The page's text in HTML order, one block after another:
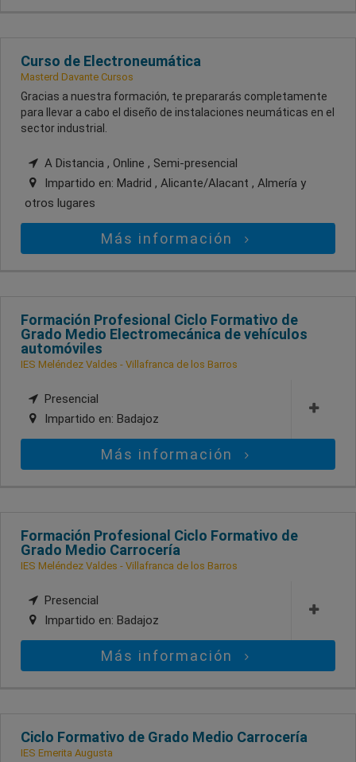
Curso de Electroneumática
Masterd Davante Cursos
Gracias a nuestra formación, te prepararás completamente
para llevar a cabo el diseño de instalaciones neumáticas en el
sector industrial.
A Distancia , Online , Semi-presencial
Impartido en: Madrid , Alicante/Alacant , Almería y
otros lugares
Más información
Formación Profesional Ciclo Formativo de
Grado Medio Electromecánica de vehículos
automóviles
IES Meléndez Valdes - Villafranca de los Barros
Presencial
Impartido en: Badajoz
Más información
Formación Profesional Ciclo Formativo de
Grado Medio Carrocería
IES Meléndez Valdes - Villafranca de los Barros
Presencial
Impartido en: Badajoz
Más información
Ciclo Formativo de Grado Medio Carrocería
IES Emerita Augusta